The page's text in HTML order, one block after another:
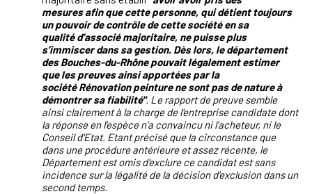
mesures afin que cette personne, qui détient toujours
un pouvoir de contrôle de cette société en sa
qualité d’associé majoritaire, ne puisse plus
s’immiscer dans sa gestion. Dès lors, le département
des Bouches-du-Rhône pouvait légalement estimer
que les preuves ainsi apportées par la
société Rénovation peinture ne sont pas de nature à
démontrer sa fiabilité". Le rapport de preuve semble
ainsi clairement à la charge de l'entreprise candidate dont
la réponse en l'espèce n'a convaincu ni l'acheteur, ni le
Conseil d'Etat. Etant précisé que la circonstance que
dans une procédure antérieure et assez récente, le
Département est omis d'exclure ce candidat est sans
incidence sur la légalité de la décision d'exclusion dans un
second temps.